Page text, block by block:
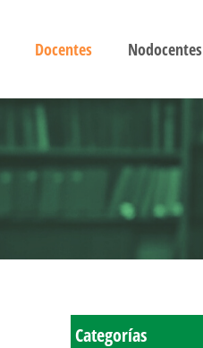
Docentes Nodocentes
Categorías